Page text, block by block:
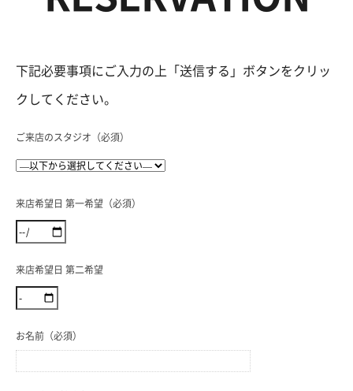
下記必要事項にご入力の上「送信する」ボタンをクリッ
クしてください。
ご来店のスタジオ（必須）
来店希望日 第一希望（必須）
来店希望日 第二希望
お名前（必須）